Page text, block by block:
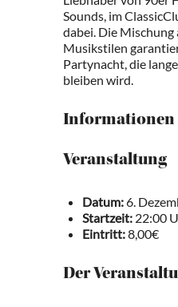
Sounds, im
dabei. Die Mischung
Musikstilen
Partynacht, die
bleiben wird.
Informationen
Veranstaltung
Datum:6.
Startzeit: 22:00
Eintritt:8,00€
Der